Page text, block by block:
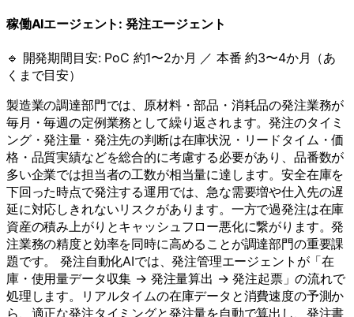
稼働AIエージェント: 発注エージェント
🔹 開発期間目安: PoC 約1〜2か月 ／ 本番 約3〜4か月（あ
くまで目安）
製造業の調達部門では、原材料・部品・消耗品の発注業務が
毎月・毎週の定例業務として繰り返されます。発注のタイミ
ング・発注量・発注先の判断は在庫状況・リードタイム・価
格・品質実績などを総合的に考慮する必要があり、品番数が
多い企業では担当者の工数が相当量に達します。安全在庫を
下回った時点で発注する運用では、急な需要増や仕入先の遅
延に対応しきれないリスクがあります。一方で過発注は在庫
資産の積み上がりとキャッシュフロー悪化に繋がります。発
注業務の精度と効率を同時に高めることが調達部門の重要課
題です。 発注自動化AIでは、発注管理エージェントが「在
庫・使用量データ収集 → 発注量算出 → 発注起票」の流れで
処理します。リアルタイムの在庫データと消費速度の予測か
ら、適正な発注タイミングと発注量を自動で算出し、発注書